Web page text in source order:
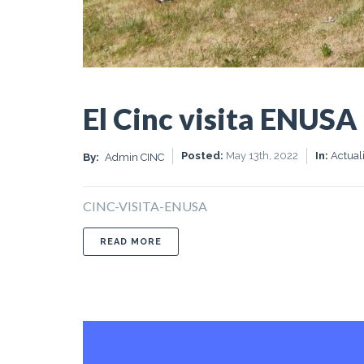
El Cinc visita ENUSA
By: Admin CINC Posted: May 13th, 2022 In:
CINC-VISITA-ENUSA
READ MORE